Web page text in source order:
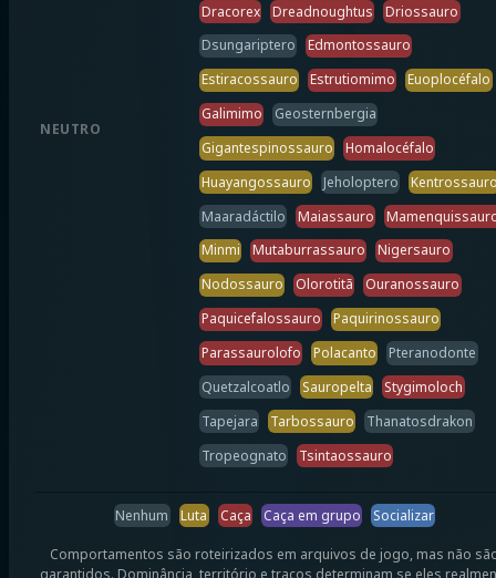
NEUTRO
Dracorex
Dreadnoughtus
Driossauro
Dsungariptero
Edmontossauro
Estiracossauro
Estrutiomimo
Euoplocéfalo
Galimimo
Geosternbergia
Gigantespinossauro
Homalocéfalo
Huayangossauro
Jeholoptero
Maaradáctilo
Maiassauro
Minmi
Mutaburrassauro
Nigersauro
Nodossauro
Olorotitã
Ouranossauro
Paquicefalossauro
Paquirinossauro
Parassaurolofo
Polacanto
Pteranodonte
Quetzalcoatlo
Sauropelta
Stygimoloch
Tapejara
Tarbossauro
Thanatosdrakon
Tropeognato
Tsintaossauro
Nenhum Luta Caça Caça em grupo Socializar
Comportamentos são roteirizados em arquivos de jogo, mas não
garantidos. Dominância, território e traços determinam se eles